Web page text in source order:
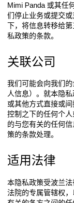
Mimi Panda 或其任
们停止业务或提交
下，将信息转移给
私政策的条款。
关联公司
我们可能会向我们
人信息）。就本隐
或其他方式直接或
控制之下的任何个
的与您有关的任何
策的条款处理。
适用法律
本隐私政策受波兰
法院的专属管辖权